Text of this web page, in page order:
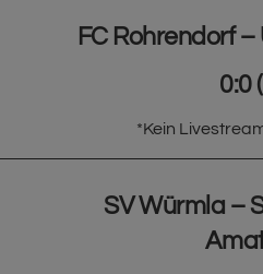
FC Rohrendorf
0:0
*Kein
SV Würmla –